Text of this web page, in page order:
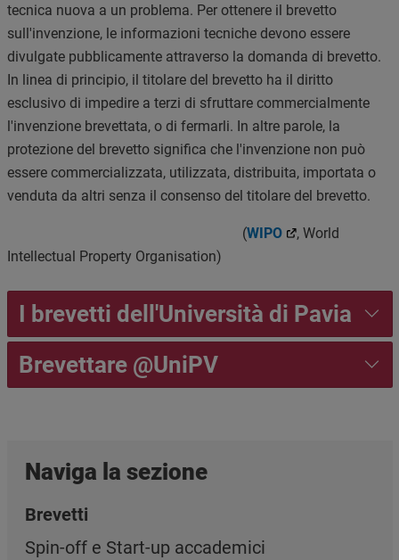
tecnica nuova a un problema. Per ottenere il brevetto
sull'invenzione, le informazioni tecniche devono essere
divulgate pubblicamente attraverso la domanda di brevetto.
In linea di principio, il titolare del brevetto ha il diritto
esclusivo di impedire a terzi di sfruttare commercialmente
l'invenzione brevettata, o di fermarli. In altre parole, la
protezione del brevetto significa che l'invenzione non può
essere commercializzata, utilizzata, distribuita, importata o
venduta da altri senza il consenso del titolare del brevetto.
(WIPO
, World
Intellectual Property Organisation)
I brevetti dell'Università di Pavia
Brevettare @UniPV
Naviga la sezione
Brevetti
Spin-off e Start-up accademici